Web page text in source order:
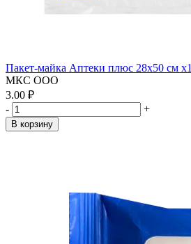
Пакет-майка Аптеки плюс 28х50 см x1
МКС ООО
3.00 ₽
-
+
В корзину